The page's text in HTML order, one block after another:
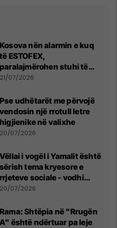
Kosova nën alarmin e kuq
të ESTOFEX,
paralajmërohen stuhi të
fuqishme me breshër dhe
21/07/2026
Pse udhëtarët me përvojë
vendosin një rrotull letre
higjienike në valixhe
20/07/2026
Vëllai i vogël i Yamalit është
sërish tema kryesore e
rrjeteve sociale - vodhi
vëmendjen pas finales së
20/07/2026
Rama: Shtëpia në "Rrugën
A" është ndërtuar pa leje